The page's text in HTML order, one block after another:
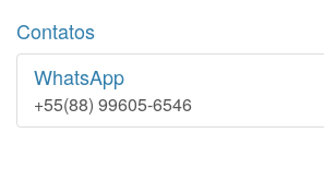
Contatos
WhatsApp
+55(88) 99605-6546